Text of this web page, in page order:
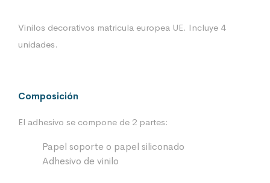
Vinilos decorativos matricula europea UE. Incluye 4
unidades.
Composición
El adhesivo se compone de 2 partes:
Papel soporte o papel siliconado
Adhesivo de vinilo